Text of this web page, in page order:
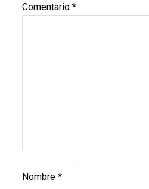
Comentario*
Nombre*